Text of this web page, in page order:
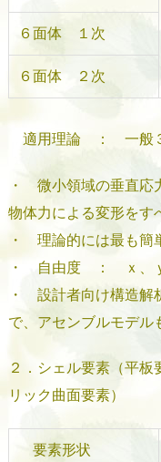
６面体 １次
６面体 ２次
適用理論 ： 一般３
・ 微小領域の垂直応
物体力による変形をす
・ 理論的には最も簡
・ 自由度 ： ｘ、
・ 設計者向け構造解
で、アセンブルモデル
２．シェル要素（平板
リック曲面要素）
要素形状